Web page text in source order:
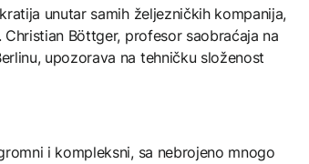
unutar samih željezničkih kompanija,
Böttger, profesor saobraćaja na
upozorava na tehničku složenost
i kompleksni, sa nebrojeno mnogo